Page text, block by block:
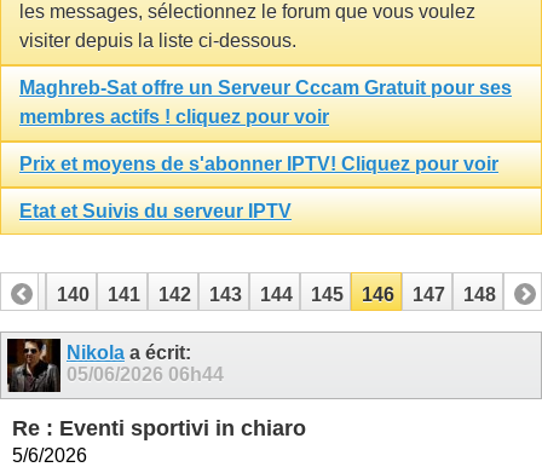
les messages, sélectionnez le forum que vous voulez
visiter depuis la liste ci-dessous.
Maghreb-Sat offre un Serveur Cccam Gratuit pour ses
membres actifs ! cliquez pour voir
Prix et moyens de s'abonner IPTV! Cliquez pour voir
Etat et Suivis du serveur IPTV
139 140 141 142 143 144 145 146 147 148
Nikola a écrit:
05/06/2026 06h44
Re : Eventi sportivi in chiaro
5/6/2026